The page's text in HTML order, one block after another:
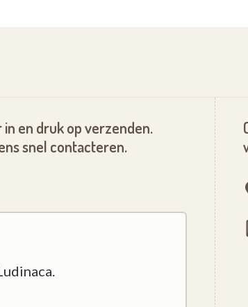
en druk op verzenden.
snel contacteren.